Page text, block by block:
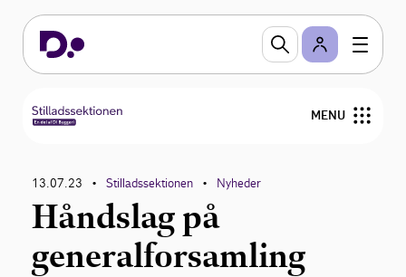
MENU
Forside
Vejledning og værktøjer
Uddannelse
13.07.23 • Stilladssektionen • Nyheder
Håndslag på
generalforsamling